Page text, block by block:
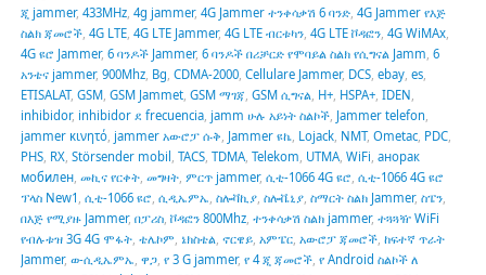
ጂ jammer, 433MHz, 4g jammer, 4G Jammer ተንቀሳቃሽ 6 ባንድ, 4G Jammer የእጅ
ስልክ ጃመሮች, 4G LTE, 4G LTE Jammer, 4G LTE ብርቱካን, 4G LTE ቮዳፎን, 4G WiMAx,
4G ዩሮ Jammer, 6 ባንዶች Jammer, 6 ባንዶች በሪቻርድ የሞባይል ስልክ የሲግናል Jamm 6
አንቴና jammer, 900Mhz, Bg CDMA-2000, Cellulare Jammer, DCS, ebay, es,
ETISALAT, GSM, GSM Jammet, GSM ማገጃ GSM ሲግናል H+, HSPA+, IDEN
inhibidor, inhibidor ደ frecuencia, jamm ሁሉ አይነት ስልኮች, Jammer telefon
jammer κινητό, jammer አውሮፓ ሱቅ Jammer ዩኬ, Lojack, NMT, Ometac, PDC,
PHS, RX, Störsender mobil TACS, TDMA, Telekom UTMA, WiFi анорак
мобилен, መኪና የርቀት, መግዛት, ምርጥ jammer, ሲቲ-1066 4G ዩሮ ሲቲ-1066 4G ዩሮ
ፕላስ New1 ሲቲ-1066 ዩሮ ሲዲኤምኤ ስሎቫኪያ, ስሎቬኒያ, ስማርት ስልክ Jammer, ስፔን,
በእጅ የሚያዙ Jammer, በፓሪስ, ቮዳፎን 800Mhz, ተንቀሳቃሽ ስልክ jammer, ተጓጓዥ WiFi
የብሉቱዝ 3G 4G ሞፋት, ቴሌኮም ኔክስቴል ኖርዌይ, አምፔር, አውሮፓ ጃመሮች, ከፍተኛ ጥራት
Jammer, ወ-ሲዲኤምኤ ዋጋ, የ 3 G jammer, የ 4 ጂ ጃመሮች, የ Android ስልኮች ለ